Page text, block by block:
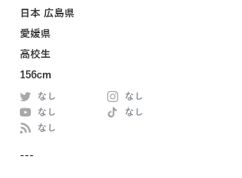
日本 広島県
愛媛県
高校生
156cm
なし
なし
なし
なし
なし
---